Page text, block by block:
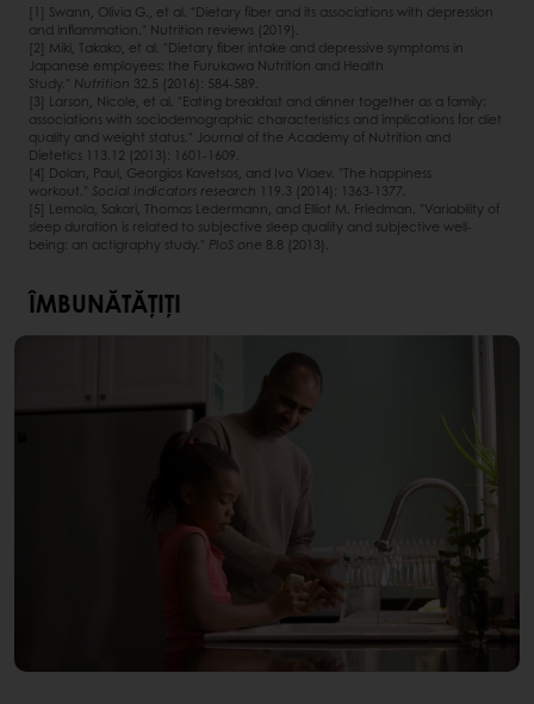
[1] Swann, Olivia G., et al. "Dietary fiber and its associations with depression
and inflammation." Nutrition reviews (2019).
[2] Miki, Takako, et al. "Dietary fiber intake and depressive symptoms in
Japanese employees: the Furukawa Nutrition and Health
Study." Nutrition 32.5 (2016): 584-589.
[3] Larson, Nicole, et al. "Eating breakfast and dinner together as a family:
associations with sociodemographic characteristics and implications for diet
quality and weight status." Journal of the Academy of Nutrition and
Dietetics 113.12 (2013): 1601-1609.
[4] Dolan, Paul, Georgios Kavetsos, and Ivo Vlaev. "The happiness
workout."
Social indicators research 119.3 (2014): 1363-1377.
[5] Lemola, Sakari, Thomas Ledermann, and Elliot M. Friedman. "Variability of
sleep duration is related to subjective sleep quality and subjective well-
being: an actigraphy study." PloS one 8.8 (2013).
ÎMBUNĂTĂȚIȚI